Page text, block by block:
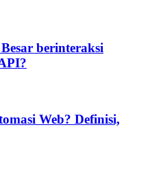
berinteraksi
Web? Definisi,